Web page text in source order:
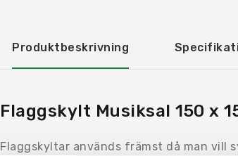
Produktbeskrivning
Flaggskylt Musiksal 150 x
Flaggskyltar används främst då man vill